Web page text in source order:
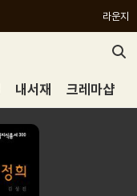
라운지
내서재 크레마샵